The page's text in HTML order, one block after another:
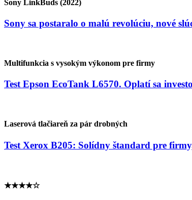
Sony LinkBuds (2022)
Sony sa postaralo o malú revolúciu, nové
Multifunkcia s vysokým výkonom pre firmy
Test Epson EcoTank L6570. Oplatí sa
Laserová tlačiareň za pár drobných
Test Xerox B205: Solídny štandard pre
★★★★☆